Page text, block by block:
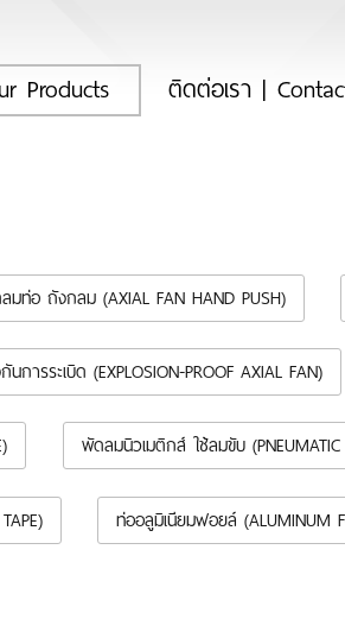
Products ติดต่อเรา |
มท่อ ถังกลม (AXIAL FAN HAND PUSH)
การระเบิด (EXPLOSION-PROOF AXIAL FAN)
พัดลมนิวเมติกส์ ใช้ลมขับ (PNEUMATIC
ท่ออลูมิเนียมฟอยล์ (ALUMINUM